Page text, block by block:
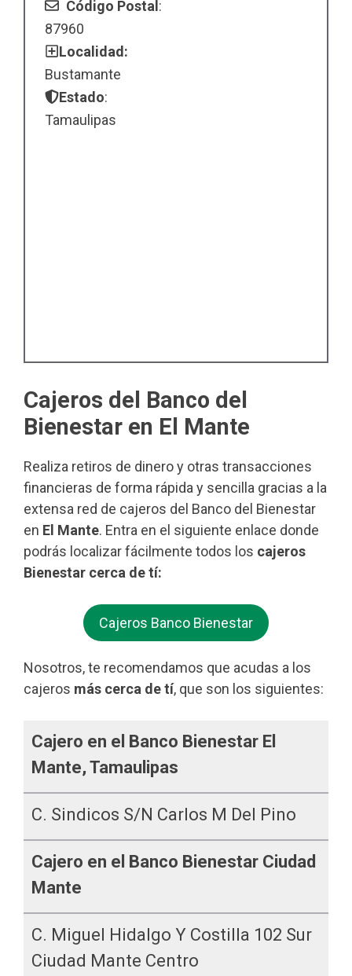
Código Postal:
87960
Localidad:
Bustamante
Estado:
Tamaulipas
Cajeros del Banco del
Bienestar en El Mante
Realiza retiros de dinero y otras transacciones
financieras de forma rápida y sencilla gracias a la
extensa red de cajeros del Banco del Bienestar
en El Mante. Entra en el siguiente enlace donde
podrás localizar fácilmente todos los cajeros
Bienestar cerca de tí:
Cajeros Banco Bienestar
Nosotros, te recomendamos que acudas a los
cajeros más cerca de tí, que son los siguientes:
Cajero en el Banco Bienestar El
Mante, Tamaulipas
C. Sindicos S/n Carlos M Del Pino
Cajero en el Banco Bienestar Ciudad
Mante
C. Miguel Hidalgo Y Costilla 102 Sur
Ciudad Mante Centro